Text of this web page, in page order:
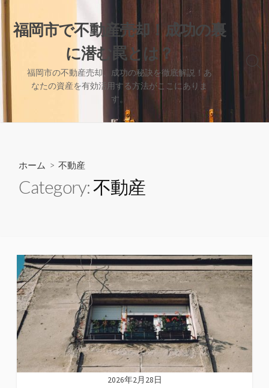
コ
ン
テ
キ
ッ
福岡市で不動産売却！成功の裏
に潜む罠とは？
福岡市の不動産売却、成功の秘訣を徹底解説！あ
なたの資産を有効活用する方法がここにありま
す。
検
え
ホーム > 不動産
Category:不動産
2026年2月28日